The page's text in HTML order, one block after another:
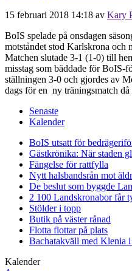
15 februari 2018 14:18 av Kary
BoIS spelade på onsdagen
motståndet stod Karlskrona och
Matchen slutade 3-1 (1-0) till
misstag som bäddade för BoIS-
ställningen 3-0 och gjordes av
dags för en ny träningsmatch
Senaste
Kalender
BoIS utsatt för
Gästkrönika: När staden
Fängelse för rattfylla
Nytt halsbandsrån mot
De beslut som byggde
2 100 Landskronabor får
Stölder i topp
Butik på väster rånad
Flotta flottar på plats
Bachatakväll med Klenia i
Kalender